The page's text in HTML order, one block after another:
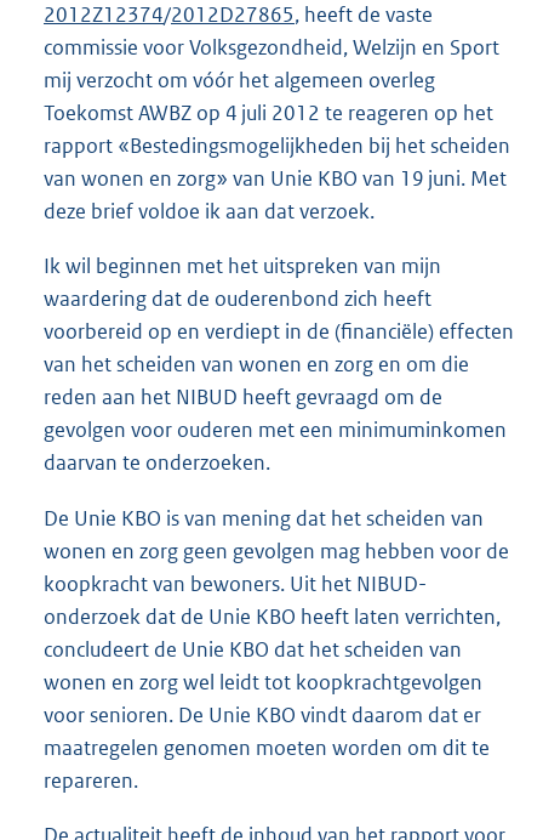
2012Z12374/2012D27865, heeft de vaste
commissie voor Volksgezondheid, Welzijn en Sport
mij verzocht om vóór het algemeen overleg
Toekomst AWBZ op 4 juli 2012 te reageren op het
rapport «Bestedingsmogelijkheden bij het scheiden
van wonen en zorg» van Unie KBO van 19 juni. Met
deze brief voldoe ik aan dat verzoek.
Ik wil beginnen met het uitspreken van mijn
waardering dat de ouderenbond zich heeft
voorbereid op en verdiept in de (financiële) effecten
van het scheiden van wonen en zorg en om die
reden aan het NIBUD heeft gevraagd om de
gevolgen voor ouderen met een minimuminkomen
daarvan te onderzoeken.
De Unie KBO is van mening dat het scheiden van
wonen en zorg geen gevolgen mag hebben voor de
koopkracht van bewoners. Uit het NIBUD-
onderzoek dat de Unie KBO heeft laten verrichten,
concludeert de Unie KBO dat het scheiden van
wonen en zorg wel leidt tot koopkrachtgevolgen
voor senioren. De Unie KBO vindt daarom dat er
maatregelen genomen moeten worden om dit te
repareren.
De actualiteit heeft de inhoud van het rapport voor